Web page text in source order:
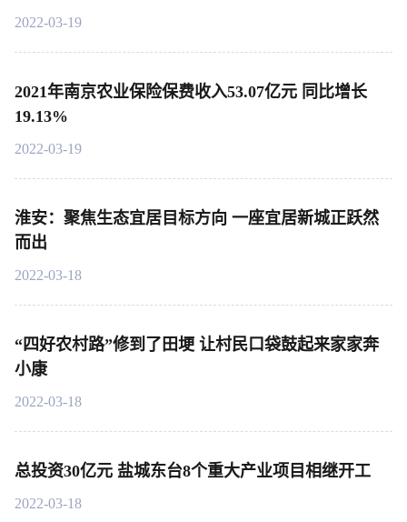
2022-03-19
2021年南京农业保险保费收入53.07亿元 同比增长
19.13%
2022-03-19
淮安：聚焦生态宜居目标方向 一座宜居新城正跃然
而出
2022-03-18
“四好农村路”修到了田埂 让村民口袋鼓起来家家奔
小康
2022-03-18
总投资30亿元 盐城东台8个重大产业项目相继开工
2022-03-18